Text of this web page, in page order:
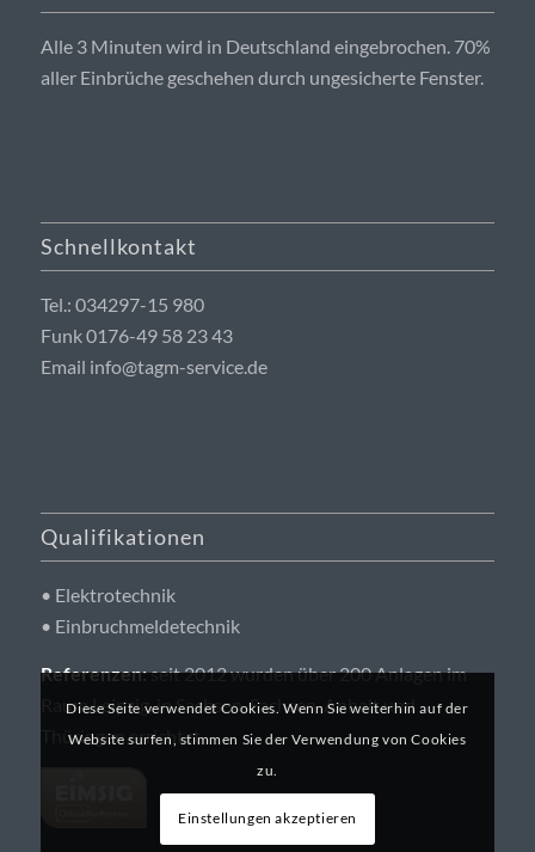
Alle 3 Minuten wird in Deutschland eingebrochen. 70%
aller Einbrüche geschehen durch ungesicherte Fenster.
Schnellkontakt
Tel.: 034297-15 980
Funk 0176-49 58 23 43
Email info@tagm-service.de
Qualifikationen
• Elektrotechnik
• Einbruchmeldetechnik
Referenzen:seit 2012 wurden über 200 Anlagen im
Raum Leipzig, in Sachsen, Sachsen-Anhalt und
Thüringen errichtet.
Diese Seite verwendet Cookies. Wenn Sie weiterhin auf der
Website surfen, stimmen Sie der Verwendung von Cookies
zu.
Einstellungen akzeptieren